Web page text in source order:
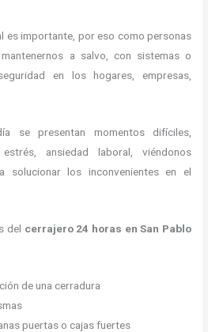
es importante, por eso como personas
a salvo, con sistemas o
en los hogares, empresas,
se presentan momentos difíciles,
ansiedad laboral, viéndonos
solucionar los inconvenientes en el
del cerrajero 24 horas en San Pablo
de una cerradura
puertas o cajas fuertes